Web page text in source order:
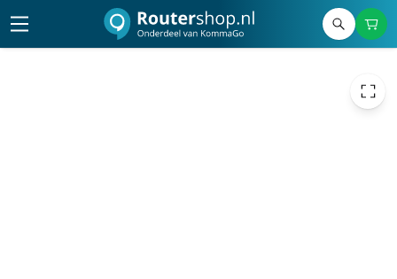
660,00 excl. btw
798,60 incl. btw